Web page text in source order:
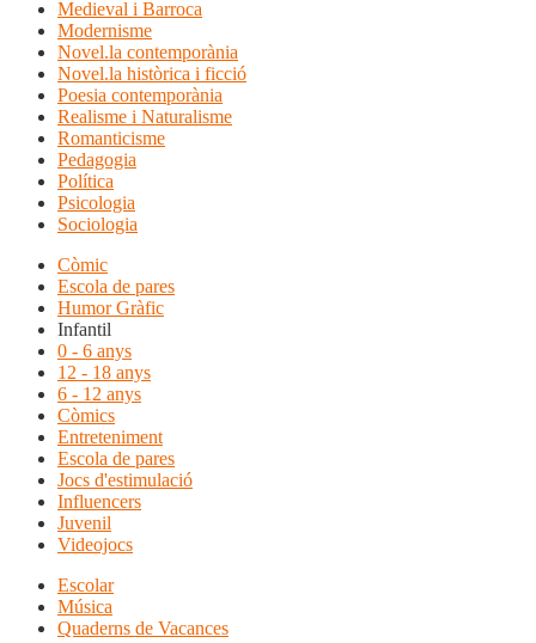
Medieval i Barroca
Modernisme
Novel.la contemporània
Novel.la històrica i ficció
Poesia contemporània
Realisme i Naturalisme
Romanticisme
Pedagogia
Política
Psicologia
Sociologia
Còmic
Escola de pares
Humor Gràfic
Infantil
0 - 6 anys
12 - 18 anys
6 - 12 anys
Còmics
Entreteniment
Escola de pares
Jocs d'estimulació
Influencers
Juvenil
Videojocs
Escolar
Música
Quaderns de Vacances